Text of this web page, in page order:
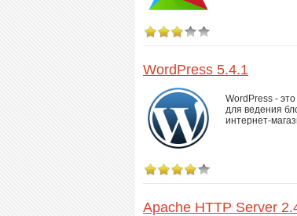
WordPress 5.4.1
WordPress -
для ведения
интернет-
Apache HTTP Server